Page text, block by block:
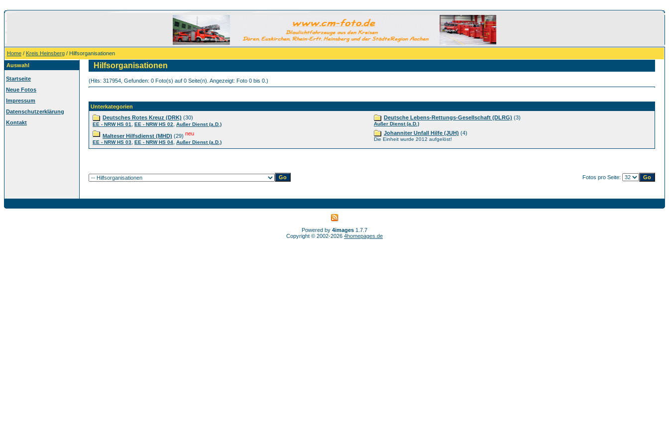
Home / Kreis Heinsberg / Hilfsorganisationen
Auswahl
Startseite
Neue Fotos
Impressum
Datenschutzerklärung
Kontakt
Hilfsorganisationen
(Hits: 317954, Gefunden: 0 Foto(s) auf 0 Seite(n). Angezeigt: Foto 0 bis 0.)
Unterkategorien
Deutsches Rotes Kreuz (DRK) (30)
EE - NRW HS 01 EE - NRW HS 02 Außer Dienst (a.D.)
Malteser Hilfsdienst (MHD) (29) neu
EE - NRW HS 03 EE - NRW HS 04 Außer Dienst (a.D.)
Deutsche Lebens-Rettungs-Gesellschaft (DLRG) (3)
Außer Dienst (a.D.)
Johanniter Unfall Hilfe (JUH) (4)
Die Einheit wurde 2012 aufgelöst!
Fotos pro Seite:
Powered by 4images 1.7.7
Copyright © 2002-2026 4homepages.de